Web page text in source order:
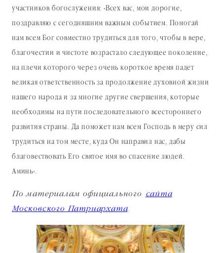
участников богослужения: «Всех вас, мои дорогие,
поздравляю с сегодняшним важным событием. Помогай
нам всем Бог совместно трудиться для того, чтобы в вере,
благочестии и чистоте возрастало следующее поколение,
на плечи которого через очень короткое время падет
великая ответственность за продолжение духовной жизни
нашего народа и за многие другие свершения, которые
необходимы на пути последовательного всестороннего
развития страны. Да поможет нам всем Господь в меру сил
трудиться на том месте, куда Он направил нас, дабы
благовествовать Его святое имя во спасение людей.
Аминь».
По материалам официальногосайта
Московского Патриархата.